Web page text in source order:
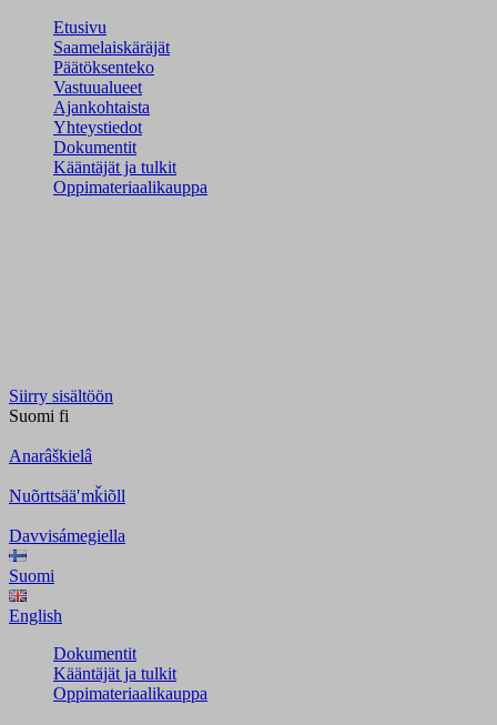
Etusivu
Saamelaiskäräjät
Päätöksenteko
Vastuualueet
Ajankohtaista
Yhteystiedot
Dokumentit
Kääntäjät ja tulkit
Oppimateriaalikauppa
Siirry sisältöön
Suomi fi
Anarâškielâ
Nuõrttsääʹmǩiõll
Davvisámegiella
Suomi
English
Dokumentit
Kääntäjät ja tulkit
Oppimateriaalikauppa